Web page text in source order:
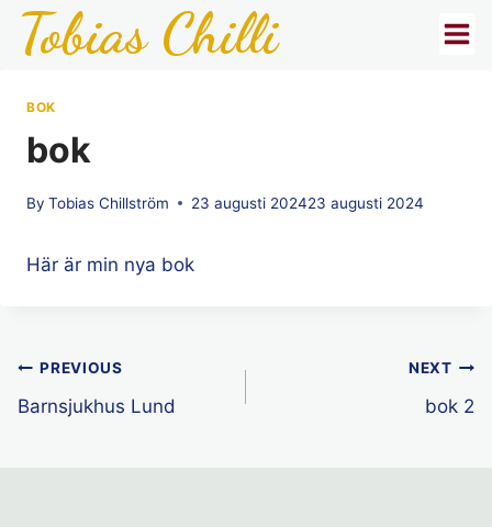
SkipTobias Chilli
BOK
bok
By Tobias Chillström 23 augusti 202423 augusti 2024
Här är min nya bok
Inläggsnavigering
PREVIOUS
Barnsjukhus Lund
NEXT
bok 2